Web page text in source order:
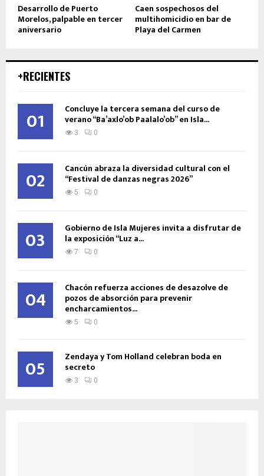
Desarrollo de Puerto
Morelos, palpable en tercer
aniversario
Caen sospechosos del
multihomicidio en bar de
Playa del Carmen
+RECIENTES
01 Concluye la tercera semana del curso de
verano “Ba’axlo’ob Paalalo’ob” en Isla...
3 0
02 Cancún abraza la diversidad cultural con el
“Festival de danzas negras 2026”
5 0
03 Gobierno de Isla Mujeres invita a disfrutar de
la exposición “Luz a...
7 0
04 Chacón refuerza acciones de desazolve de
pozos de absorción para prevenir
encharcamientos...
5 0
05 Zendaya y Tom Holland celebran boda en
secreto
3 0